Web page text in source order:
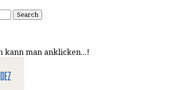
kann man anklicken...!